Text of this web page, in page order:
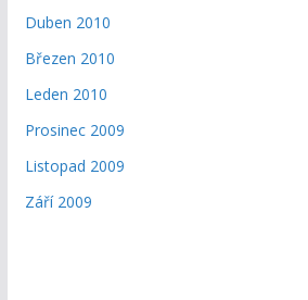
Duben 2010
Březen 2010
Leden 2010
Prosinec 2009
Listopad 2009
Září 2009